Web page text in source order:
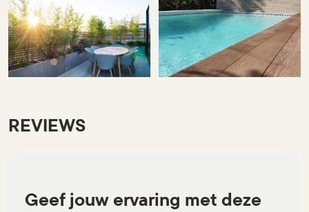
REVIEWS
Geef jouw ervaring met deze